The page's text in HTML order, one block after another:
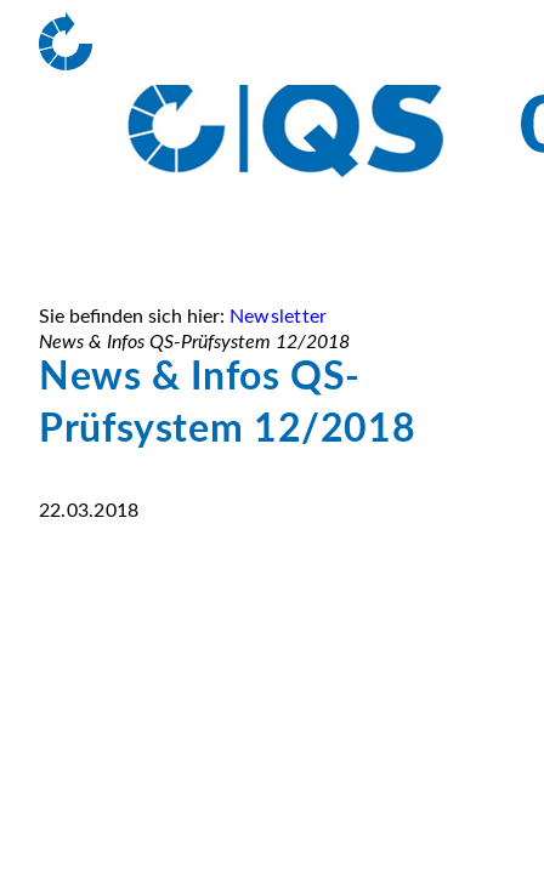
Sie befinden sich hier: Newsletter
News & Infos QS-Prüfsystem 12/2018
News & Infos QS-
Prüfsystem 12/2018
22.03.2018